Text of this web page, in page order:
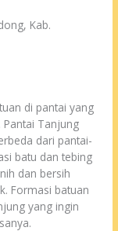
Kab.
di pantai yang
Tanjung
dari pantai-
batu dan tebing
dan bersih
Formasi batuan
yang ingin